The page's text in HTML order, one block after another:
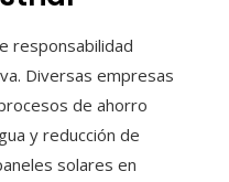
responsabilidad
Diversas empresas
de ahorro
y reducción de
solares en